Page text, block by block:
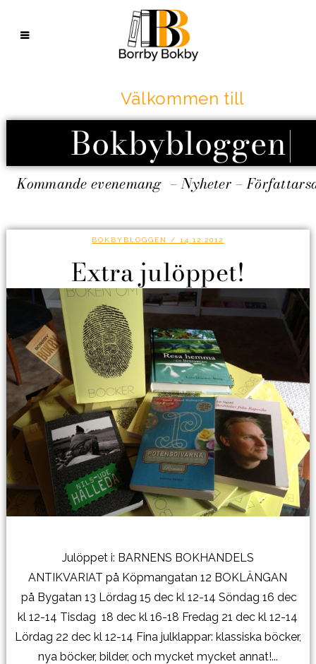
Välkommen till
Bokbybloggen|
Kommande evenemang – Nyheter –
BOKBYBLOGGEN / 14.12.2012
Extra julöppet!
Julöppet i: BARNENS BOKHANDELS
ANTIKVARIAT på Köpmangatan 12 BOKLÄNGAN
på Bygatan 13 Lördag 15 dec kl 12-14 Söndag 16 dec
kl 12-14 Tisdag 18 dec kl 16-18 Fredag 21 dec kl 12-14
Lördag 22 dec kl 12-14 Fina julklappar: klassiska böcker,
nya böcker, bilder, och mycket mycket annat!...